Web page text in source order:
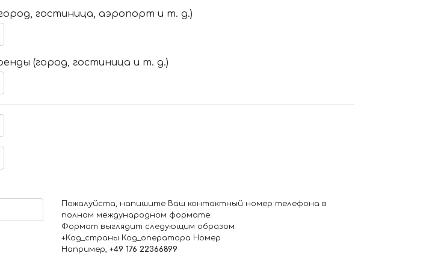
гостиница, аэропорт и т. д.)
(город, гостиница и т. д.)
Пожалуйста, напишите Ваш контактный номер телефона в
полном международном формате.
Формат выглядит следующим образом:
+Код_страны Код_оператора Номер
Например, +49 176 22366899